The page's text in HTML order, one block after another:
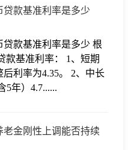
款基准利率是多少
款基准利率是多少 根
款基准利率： 1、短期
利率为4.35。 2、中长
5年）4.7......
老金刚性上调能否持续